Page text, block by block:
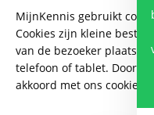
MijnKennis gebruikt
Cookies zijn kleine
van de bezoeker plaatst.
telefoon of tablet. Door op
akkoord met ons
Wij hebben vestigingen in:
Doetinchem, Lent
085 - 485 4111